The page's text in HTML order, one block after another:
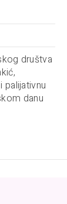
društva
palijativnu
danu